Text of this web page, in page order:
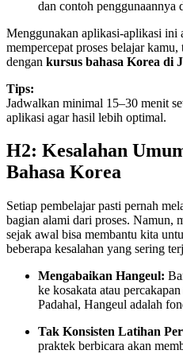
dan contoh penggunaannya
Menggunakan aplikasi-aplikasi ini
mempercepat proses belajar
dengan kursus bahasa Korea di
Tips:
Jadwalkan minimal 15–30 menit
aplikasi agar hasil lebih optimal.
H2: Kesalahan
Bahasa Korea
Setiap pembelajar pasti pernah
bagian alami dari proses. Namun,
sejak awal bisa membantu kita
beberapa kesalahan yang sering
Mengabaikan Hangeul:
ke kosakata atau
Padahal, Hangeul adalah
Tak Konsisten Latihan
praktek berbicara akan